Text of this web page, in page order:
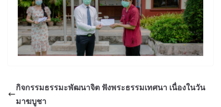
กิจกรรมธรรมะพัฒนาจิต ฟังพระธรรมเทศนา เนื่องในวัน
มาฆบูชา